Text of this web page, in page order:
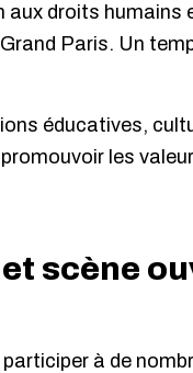
droits humains
Paris. Un
éducatives,
les
scène
à de